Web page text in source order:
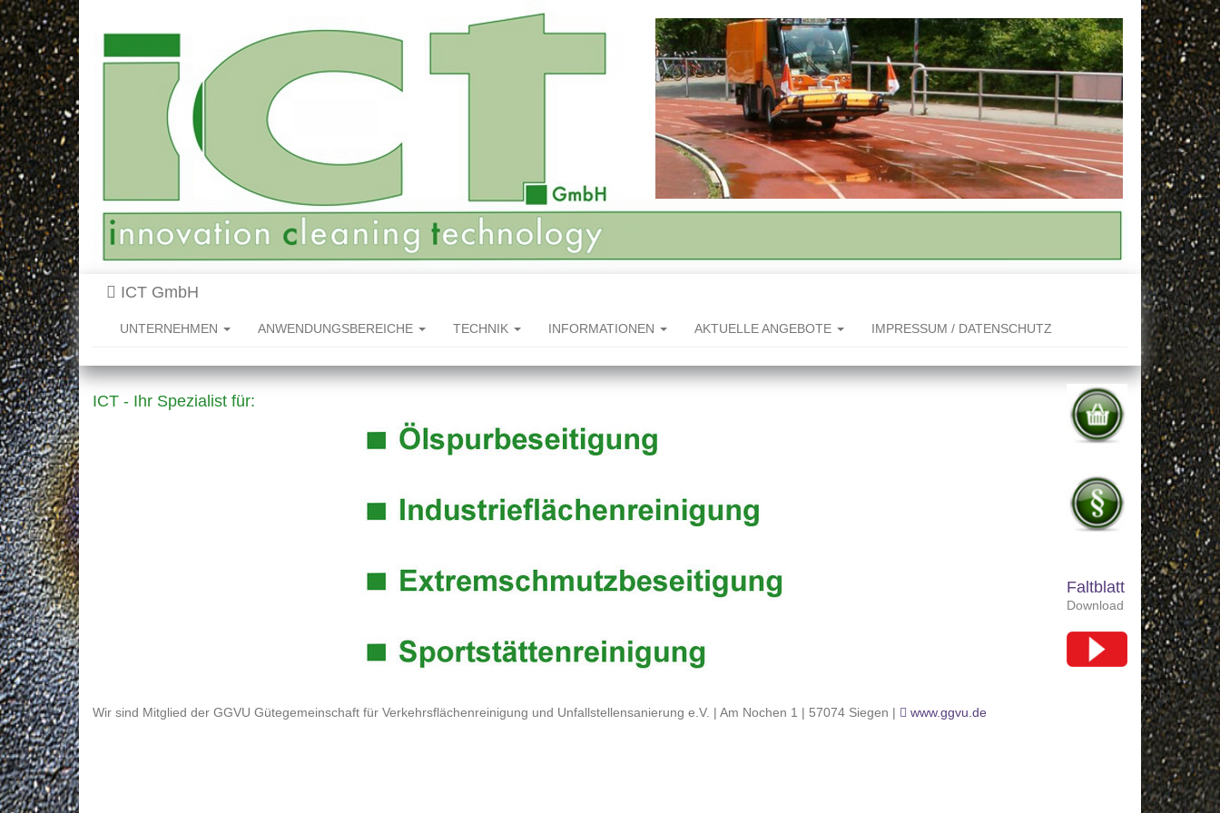
ICT GmbH
UNTERNEHMEN ANWENDUNGSBEREICHE TECHNIK INFORMATIONEN AKTUELLE ANGEBOTE IMPRESSUM / DATENSCHUTZ
ICT - Ihr Spezialist für:
Wir sind Mitglied der GGVU Gütegemeinschaft für Verkehrsflächenreinigung und Unfallstellensanierung e.V. | Am Nochen 1 | 57074 Siegen | www.ggvu.de
Faltblatt
Download